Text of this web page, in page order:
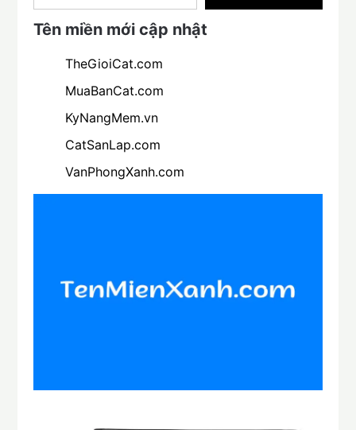
Tên miền mới cập nhật
TheGioiCat.com
MuaBanCat.com
KyNangMem.vn
CatSanLap.com
VanPhongXanh.com